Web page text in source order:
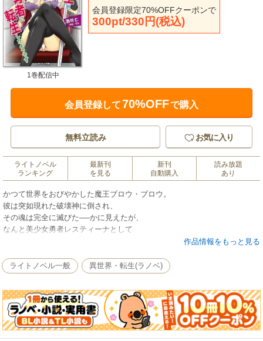
会員登録限定70%OFFクーポンで
300pt/330円(税込)
1巻配信中
会員登録して70%OFFで購入
無料立読み お気に入り
ライトノベル
ランキング
最新刊
を見る
新刊
自動購入
読み放題
あり
かつて世界をおびやかした魔王ブロウ・ブロウ。
彼は突如現れた破壊神に倒され、
その魂は完全に滅びた──かに見えたが、
なんと美少女勇者レスティーナとして
破壊神を倒すべく旅立ったレスティーナは
魔物の触手に襲われた際、
以降、自ら魔物に自分の身体を嬲らせて、
闇の力を活性化させるという荒業に出る！
作品情報をもっと見る
ライトノベル一般 異世界・転生(ラノベ)